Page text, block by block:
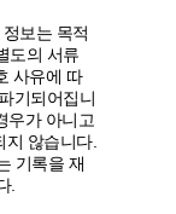
보는 목적
도의 서류
사유에 따
기되어집니
우가 아니고
않습니다.
기록을 재
.